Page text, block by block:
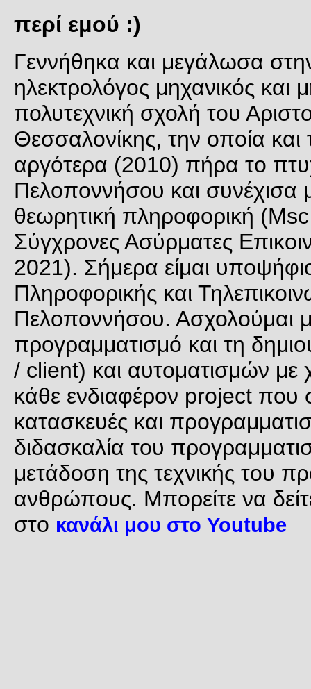
περί εμού :)
Γεννήθηκα και μεγάλωσα
ηλεκτρολόγος μηχανικός και
πολυτεχνική σχολή του
Θεσσαλονίκης, την οποία
αργότερα (2010) πήρα το
Πελοποννήσου και συνέχισα
θεωρητική πληροφορική
Σύγχρονες Ασύρματες
2021). Σήμερα είμαι
Πληροφορικής και
Πελοποννήσου. Ασχολούμαι
προγραμματισμό και τη
/ client) και αυτοματισμών με
κάθε ενδιαφέρον project που
κατασκευές και
διδασκαλία του
μετάδοση της τεχνικής του
ανθρώπους. Μπορείτε να
στο κανάλι μου στο Youtube